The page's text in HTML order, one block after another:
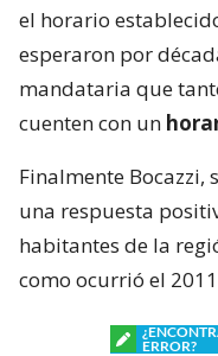
el horario
esperaron por
mandataria que
cuenten con un
Finalmente Bocazzi,
una respuesta
habitantes de la
como ocurrió el
ERROR?